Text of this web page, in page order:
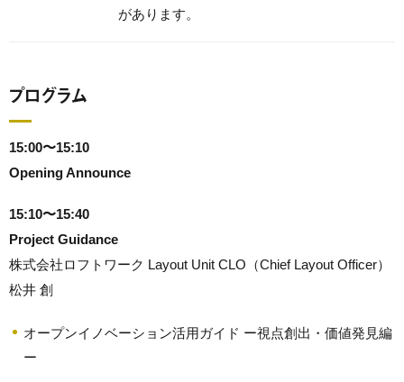
があります。
プログラム
15:00〜15:10
Opening Announce
15:10〜15:40
Project Guidance
株式会社ロフトワーク Layout Unit CLO（Chief Layout Officer）
松井 創
オープンイノベーション活用ガイド ー視点創出・価値発見編
ー